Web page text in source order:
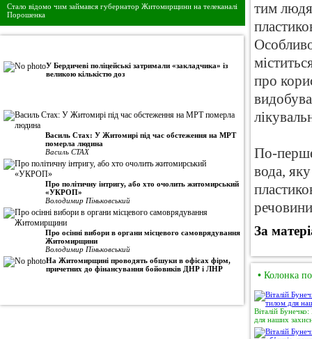
Стало відомо чим займався губернатор Житомирщини на телеканалі
Порошенка
У Бердичеві поліцейські затримали «закладчика» із
великою кількістю доз
Василь Стах: У Житомирі під час обстеження на МРТ
померла людина
Василь СТАХ
Про політичну інтригу, або хто очолить житомирський
«УКРОП»
Володимир Піньковський
Про осінні вибори в органи місцевого самоврядування
Житомирщини
Володимир Піньковський
На Житомирщині проводять обшуки в офісах фірм,
причетних до фінансування бойовиків ДНР і ЛНР
тим
про
По-
вода,
За
• Колонка
Віталій
для наших